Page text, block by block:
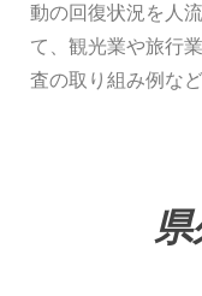
動の回復状況を人
て、観光業や旅行
査の取り組み例な
県